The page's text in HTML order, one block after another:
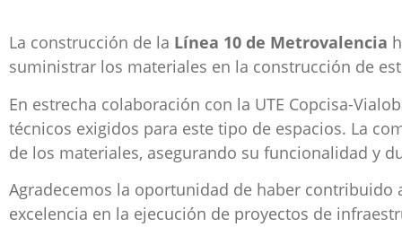
La construcción de la Línea 10 de Metrovalencia
suministrar los materiales en la construcción de
En estrecha colaboración con la UTE Copcisa-
técnicos exigidos para este tipo de espacios. La
de los materiales, asegurando su funcionalidad y
Agradecemos la oportunidad de haber
excelencia en la ejecución de proyectos de